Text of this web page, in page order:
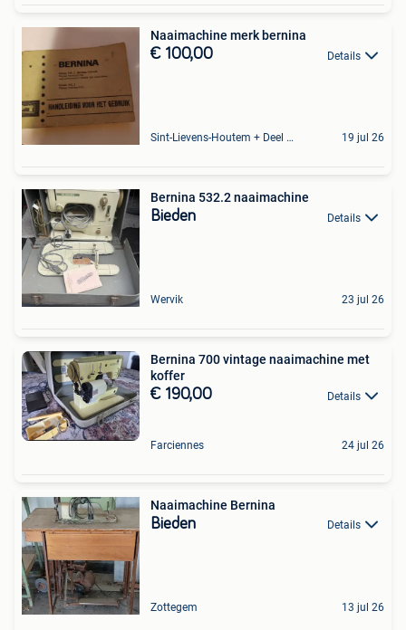
Naaimachine merk bernina
€ 100,00 Details
Sint-Lievens-Houtem + Deel Oombergen 19 jul 26
Bernina 532.2 naaimachine
Bieden Details
Wervik 23 jul 26
Bernina 700 vintage naaimachine met
koffer
€ 190,00 Details
Farciennes 24 jul 26
Naaimachine Bernina
Bieden Details
Zottegem 13 jul 26